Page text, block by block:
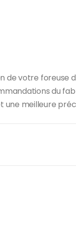
de votre foreuse
du
une meilleure